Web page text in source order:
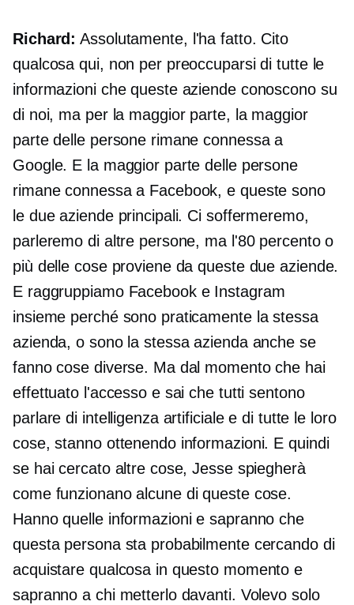
Richard: Assolutamente, l'ha fatto. Cito
qualcosa qui, non per preoccuparsi di tutte le
informazioni che queste aziende conoscono su
di noi, ma per la maggior parte, la maggior
parte delle persone rimane connessa a
Google. E la maggior parte delle persone
rimane connessa a Facebook, e queste sono
le due aziende principali. Ci soffermeremo,
parleremo di altre persone, ma l'80 percento o
più delle cose proviene da queste due aziende.
E raggruppiamo Facebook e Instagram
insieme perché sono praticamente la stessa
azienda, o sono la stessa azienda anche se
fanno cose diverse. Ma dal momento che hai
effettuato l'accesso e sai che tutti sentono
parlare di intelligenza artificiale e di tutte le loro
cose, stanno ottenendo informazioni. E quindi
se hai cercato altre cose, Jesse spiegherà
come funzionano alcune di queste cose.
Hanno quelle informazioni e sapranno che
questa persona sta probabilmente cercando di
acquistare qualcosa in questo momento e
sapranno a chi metterlo davanti. Volevo solo